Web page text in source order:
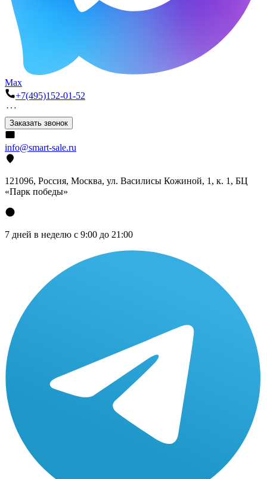
Max
+7(495)152-01-52
Заказать звонок
info@smart-sale.ru
121096, Россия, Москва, ул. Василисы Кожиной, 1, к. 1, БЦ
«Парк победы»
7 дней в неделю с 9:00 до 21:00